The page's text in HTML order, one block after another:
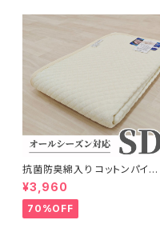
抗菌防臭綿入り コットンパイル
敷パッド 120×205cm
¥3,960
70%OFF